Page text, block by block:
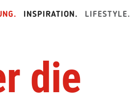
INSPIRATION. LIFESTYLE.
die